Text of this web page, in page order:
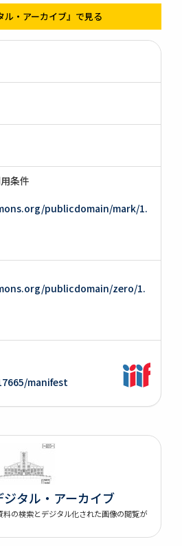
ル・アーカイブ』で見る
条件
publicdomain/mark/1.
publicdomain/zero/1.
manifest
タル・アーカイブ
の検索とデジタル化された画像の閲覧が